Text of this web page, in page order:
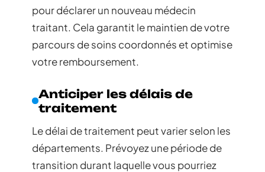
pour déclarer un nouveau médecin
traitant. Cela garantit le maintien de votre
parcours de soins coordonnés et optimise
votre remboursement.
Anticiper les délais de
traitement
Le délai de traitement peut varier selon les
départements. Prévoyez une période de
transition durant laquelle vous pourriez